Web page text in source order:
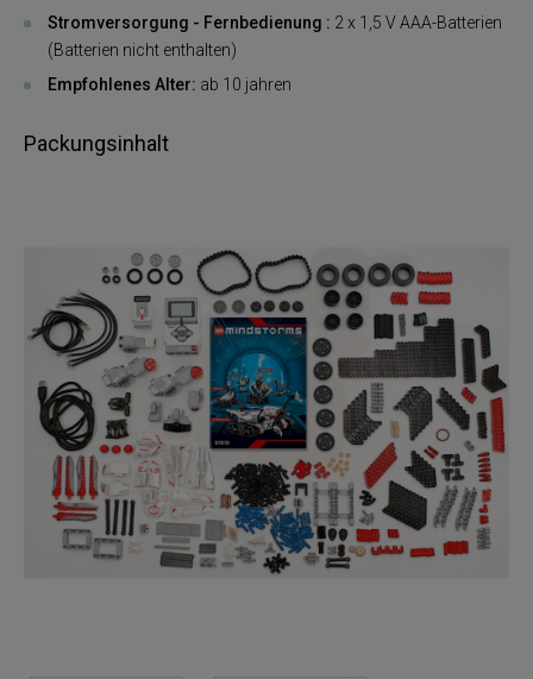
Stromversorgung - Fernbedienung : 2 x 1,5 V AAA-Batterien
(Batterien nicht enthalten)
Empfohlenes Alter: ab 10 jahren
Packungsinhalt